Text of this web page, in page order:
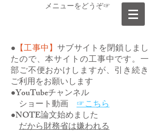
​メニューをどうぞ☞
● 【工事中】サブサイトを閉鎖しまし
たので、本サイトの工事中です。一
部ご不便おかけしますが、引き続き
ご利用をお願いします
●YouTubeチャンネル
ショート動画 ☞こちら
●NOTE論文始めました
だから財務省は嫌われる